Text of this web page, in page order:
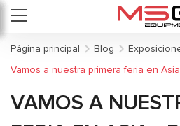
Página principal Blog
Vamos a nuestra primera feria en
VAMOS A